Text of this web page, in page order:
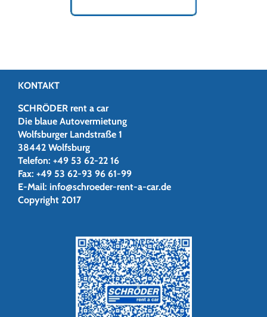
KONTAKT
SCHRÖDER rent a car
Die blaue Autovermietung
Wolfsburger Landstraße 1
38442 Wolfsburg
Telefon: +49 53 62-22 16
Fax: +49 53 62-93 96 61-99
E-Mail: info@schroeder-rent-a-car.de
Copyright 2017